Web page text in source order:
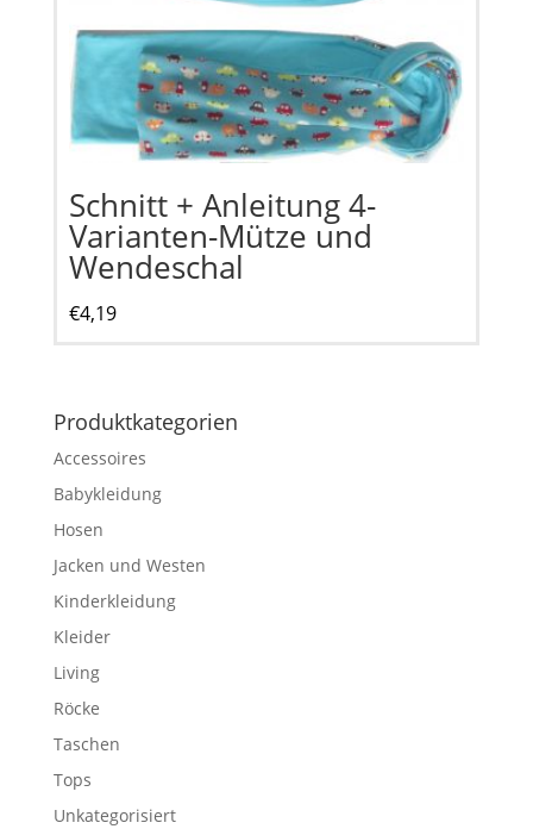
Schnitt + Anleitung 4-
Varianten-Mütze und
Wendeschal
€4,19
Produktkategorien
Accessoires
Babykleidung
Hosen
Jacken und Westen
Kinderkleidung
Kleider
Living
Röcke
Taschen
Tops
Unkategorisiert